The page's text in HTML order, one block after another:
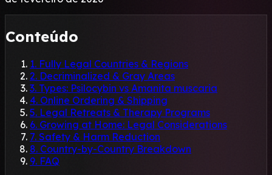
Conteúdo
1. Fully Legal Countries & Regions
2. Decriminalized & Gray Areas
3. Types: Psilocybin vs Amanita muscaria
4. Online Ordering & Shipping
5. Legal Retreats & Therapy Programs
6. Growing at Home: Legal Considerations
7. Safety & Harm Reduction
8. Country-by-Country Breakdown
9. FAQ